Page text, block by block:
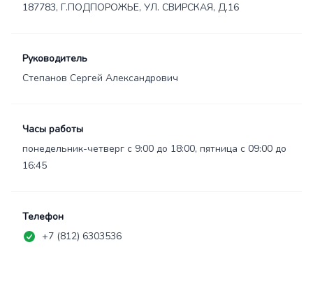
187783, Г.ПОДПОРОЖЬЕ, УЛ. СВИРСКАЯ, Д.16
Руководитель
Степанов Сергей Александрович
Часы работы
понедельник-четверг с 9:00 до 18:00, пятница с 09:00 до
16:45
Телефон
+7 (812) 6303536